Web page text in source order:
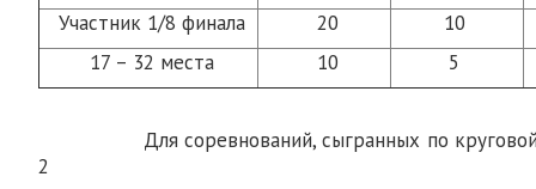
Участник 1/8 финала
20
10
17 – 32 места
10 5
Для соревнований, сыгранных по
2